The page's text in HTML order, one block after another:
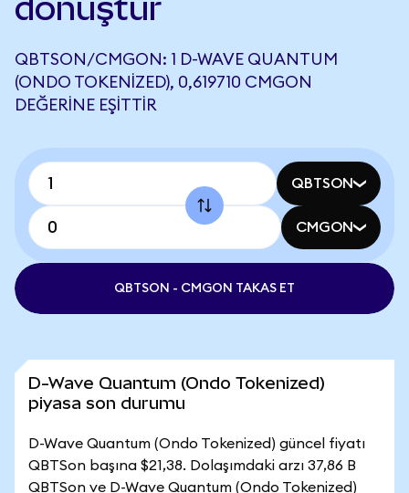
dönüştür
QBTSON/CMGON: 1 D-WAVE QUANTUM
(ONDO TOKENIZED), 0,619710 CMGON
DEĞERINE EŞITTIR
QBTSON
CMGON
QBTSON - CMGON TAKAS ET
D-Wave Quantum (Ondo Tokenized)
piyasa son durumu
D-Wave Quantum (Ondo Tokenized) güncel fiyatı
QBTSon başına $21,38. Dolaşımdaki arzı 37,86 B
QBTSon ve D-Wave Quantum (Ondo Tokenized)